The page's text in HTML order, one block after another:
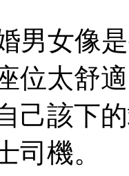
男女像
位太舒
己該下
司機。